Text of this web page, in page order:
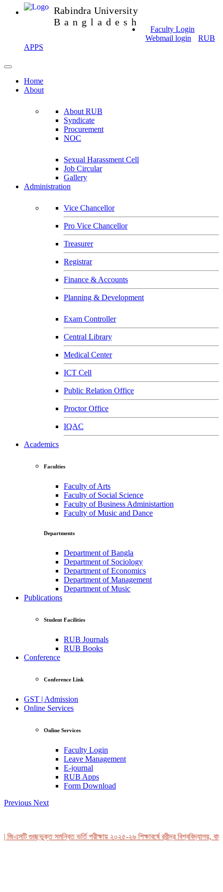
Rabindra University
Bangladesh
Faculty Login
Webmail login
RUB
APPS
Home
About
About RUB
Syndicate
Procurement
NOC
Sexual Harassment Cell
Job Circular
Gallery
Administration
Vice Chancellor
Pro Vice Chancellor
Treasurer
Registrar
Finance & Accounts
Planning & Development
Exam Controller
Central Library
Medical Center
ICT Cell
Public Relation Office
Proctor Office
IQAC
Academics
Faculties
Faculty of Arts
Faculty of Social Science
Faculty of Business Administartion
Faculty of Music and Dance
Departments
Department of Bangla
Department of Sociology
Department of Economics
Department of Management
Department of Music
Publications
Student Facilities
RUB Journals
RUB Books
Conference
Conference Link
GST | Admission
Online Services
Online Services
Faculty Login
Leave Management
E-journal
RUB Apps
Form Download
Previous Next
গুচ্ছভুক্ত সমন্বিত ভর্তি পরীক্ষায় ২০২৫-২৬ শিক্ষাবর্ষে রবীন্দ্র বিশ্ববিদ্যালয়,